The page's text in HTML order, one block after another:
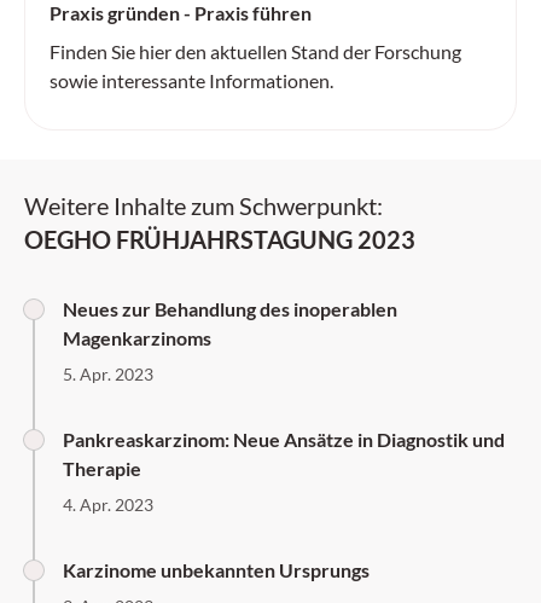
Praxis gründen - Praxis führen
Finden Sie hier den aktuellen Stand der Forschung
sowie interessante Informationen.
Weitere Inhalte zum Schwerpunkt:
OEGHO FRÜHJAHRSTAGUNG 2023
Neues zur Behandlung des inoperablen
Magenkarzinoms
5. Apr. 2023
Pankreaskarzinom: Neue Ansätze in Diagnostik und
Therapie
4. Apr. 2023
Karzinome unbekannten Ursprungs